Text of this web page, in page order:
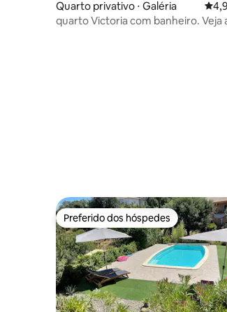
Quarto privativo ⋅ Galéria
quarto Victoria com banheiro. Veja
Preferido dos hóspedes
Preferido dos hóspedes